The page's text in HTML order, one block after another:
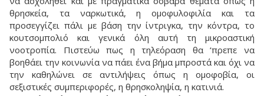
θρησκεία, τα ναρκωτικά, η ομοφυλοφιλία και τα
προσεγγίζει πάλι με βάση την ίντριγκα, την κόντρα, το
κουτσομπολιό και γενικά όλη αυτή τη μικροαστική
νοοτροπία. Πιστεύω πως η τηλεόραση θα ‘πρεπε να
βοηθάει την κοινωνία να πάει ένα βήμα μπροστά και όχι να
την καθηλώνει σε αντιλήψεις όπως η ομοφοβία, οι
σεξιστικές συμπεριφορές, η θρησκοληψία, η κατινιά.